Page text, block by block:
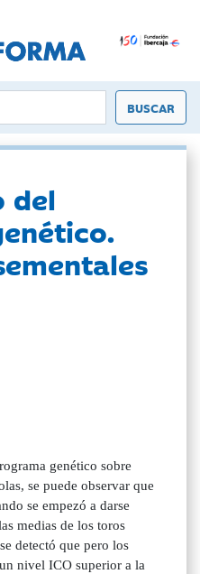
del
genético sobre
se puede observar que
se empezó a darse
medias de los toros
detectó que pero los
nivel ICO superior a la